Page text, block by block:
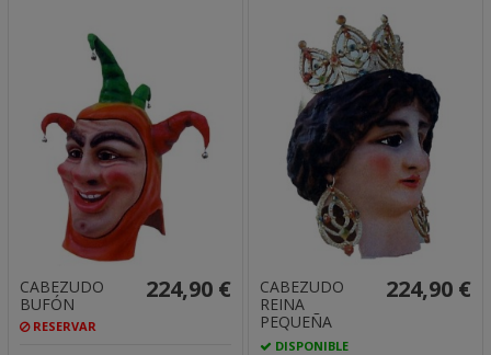
CABEZUDO
BUFÓN
RESERVAR
224,90 €
CABEZUDO
REINA
PEQUEÑA
DISPONIBLE
224,90 €